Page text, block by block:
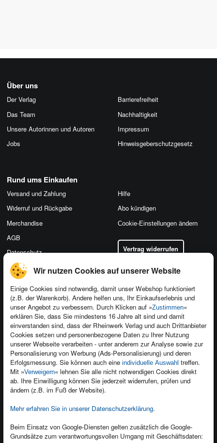
Wir nutzen Cookies auf unserer Website
Einige Cookies sind notwendig, damit unser Webshop funktioniert
(z.B. der Warenkorb). Andere helfen uns, Ihr Einkaufserlebnis und
unser Angebot zu verbessern. Durch Klicken auf »Zustimmen«
erklären Sie, dass Sie mindestens 16 Jahre alt sind und damit
einverstanden sind, dass der Rheinwerk Verlag und auch Drittanbieter
Cookies setzen und personenbezogene Daten zu Ihrer Nutzung
unserer Webseite verarbeiten - unter anderem zur Analyse sowie zur
Personalisierung von Werbung (Ads-Personalisierung) und deren
Erfolgsmessung. Sie können auch eine individuelle Auswahl treffen.
Mit »Verweigern« lehnen Sie alle nicht notwendigen Cookies direkt
ab. Ihre Einwilligung können Sie jederzeit widerrufen, prüfen und
ändern (z.B. im Fuß der Website).
Mehr erfahren Sie in unserer Datenschutzerklärung.
Beim Einsatz von Google-Diensten gelten zusätzlich die Google-
Grundsätze zum verantwortungsvollen Umgang mit Geschäftsdaten:
Über uns
Der Verlag
Das Team
Unsere Autorinnen und Autoren
Jobs
Barrierefreiheit
Nachhaltigkeit
Impressum
Hinweis­geber­schutz­gesetz
Kontakt
Newsletter
Für Unternehmen
Presseservice
Dozentenservice
Produktfeedback
Foreign Rights
Ein Buch schreiben
Rund ums Einkaufen
Versand und Zahlung
Widerruf und Rückgabe
Merchandise
AGB
Datenschutz
Hilfe
Abo kündigen
Cookie-Einstellungen ändern
Vertrag widerrufen
Kundenservice
Wir sind gerne für Sie da!
service@rheinwerk-verlag.de